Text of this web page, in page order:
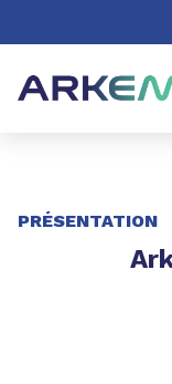
Aller à la
PRÉSENTATION